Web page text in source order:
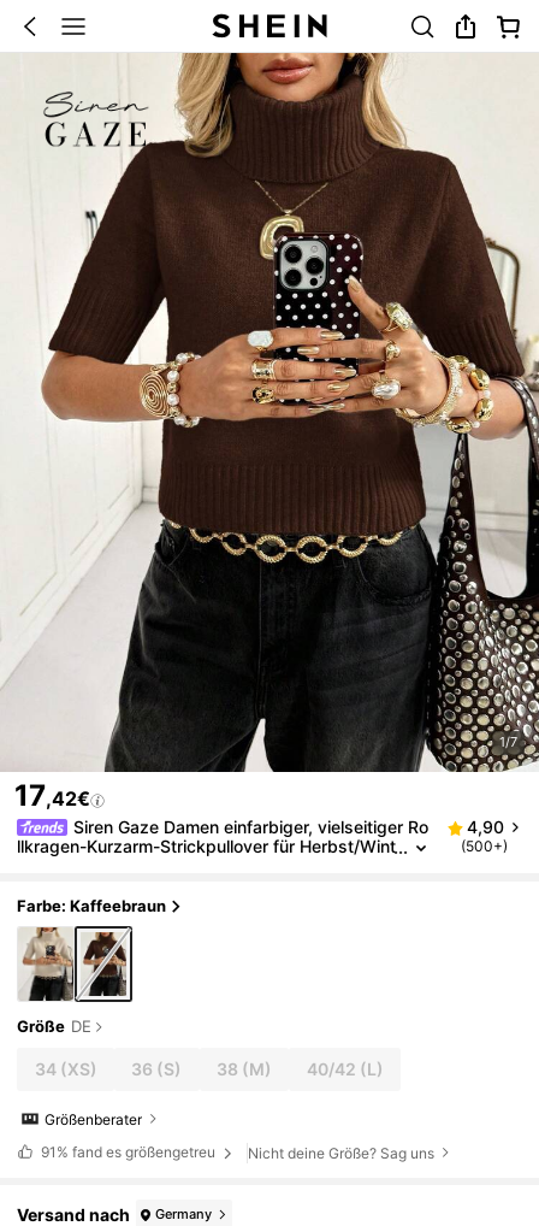
1/7
17,42€
Siren Gaze Damen einfarbiger, vielseitiger Ro
llkragen-Kurzarm-Strickpullover für Herbst/Wint
4,90
(500+)
Farbe: Kaffeebraun
Größe DE
34(XS) 36 (S) 38 (M) 40/42 (L)
Größenberater
91% fand es größengetreu Nicht deine Größe? Sag uns
Versand nach Germany